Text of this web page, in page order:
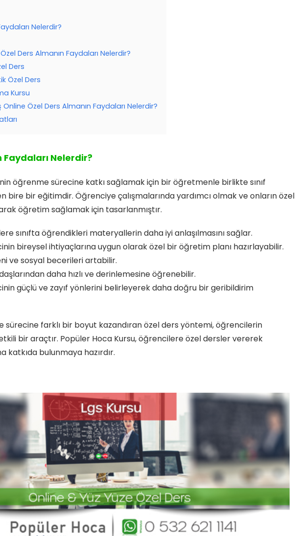
Nelerdir?
Ders Almanın Faydaları Nelerdir?
Ders
Özel Ders
Kursu
Online Özel Ders Almanın Faydaları Nelerdir?
Faydaları Nelerdir?
öğrenme sürecine katkı sağlamak için bir öğretmenle birlikte sınıf
bire bir eğitimdir. Öğrenciye çalışmalarında yardımcı olmak ve onların özel
öğretim sağlamak için tasarlanmıştır.
sınıfta öğrendikleri materyallerin daha iyi anlaşılmasını sağlar.
bireysel ihtiyaçlarına uygun olarak özel bir öğretim planı hazırlayabilir.
ve sosyal becerileri artabilir.
daha hızlı ve derinlemesine öğrenebilir.
güçlü ve zayıf yönlerini belirleyerek daha doğru bir geribildirim
farklı bir boyut kazandıran özel ders yöntemi, öğrencilerin
etkili bir araçtır. Popüler Hoca Kursu, öğrencilere özel dersler vererek
katkıda bulunmaya hazırdır.